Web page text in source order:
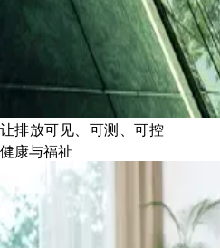
让排放可见、可测、可控
健康与福祉